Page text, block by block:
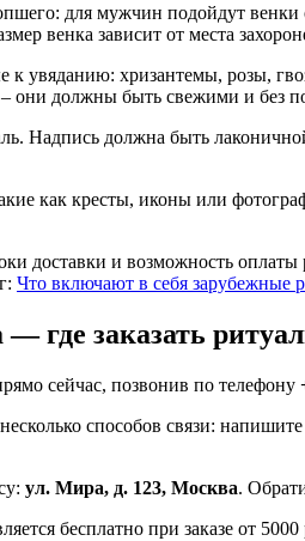
для мужчин подойдут
венка зависит от места
увяданию: хризантемы, розы,
– они должны быть свежими и без
Надпись должна быть
как кресты, иконы или
доставки и возможность
Что включают в себя зарубежные
— где заказать
сейчас, позвонив по телефону
способов связи:
ул. Мира, д. 123, Москва.
бесплатно при заказе от